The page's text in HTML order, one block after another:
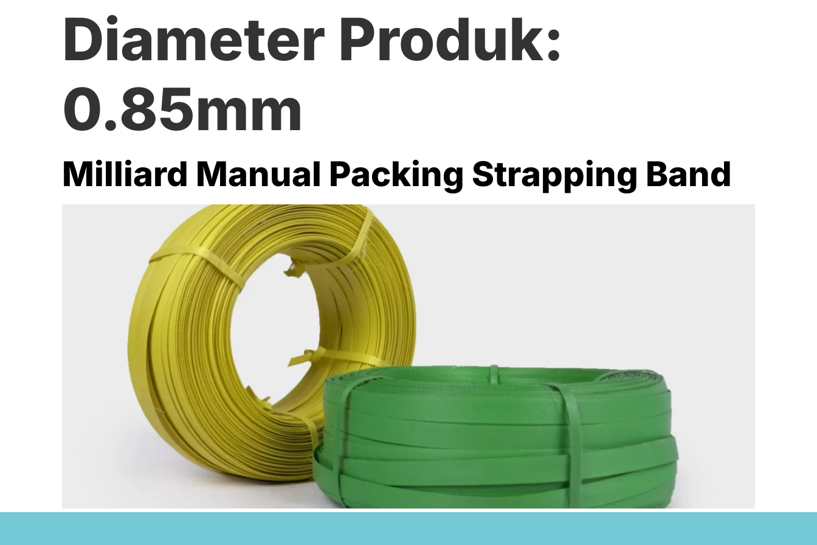
Diameter Produk:
0.85mm
Milliard Manual Packing Strapping Band